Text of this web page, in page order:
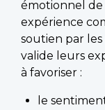
émotionnel
expérience
soutien par les
valide leurs
à favoriser :
le